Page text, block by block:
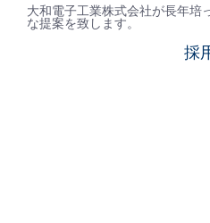
大和電子工業株式会社が長年培
な提案を致します。
採
事業内容 当社の特徴